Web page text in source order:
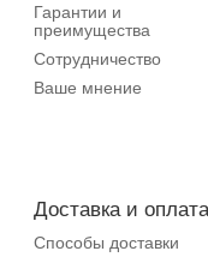
Гарантии и
преимущества
Сотрудничество
Ваше мнение
Доставка и оплата
Способы доставки